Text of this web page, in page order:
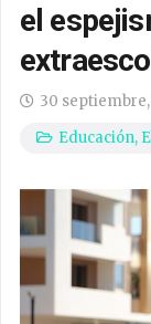
el
30
Educación,